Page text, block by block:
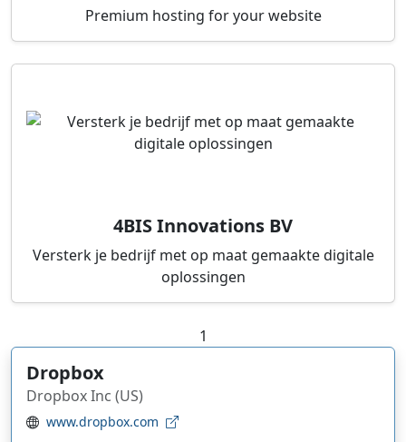
Premium hosting for your website
4BIS Innovations BV
Versterk je bedrijf met op maat gemaakte digitale
oplossingen
1
Dropbox
Dropbox Inc (US)
www.dropbox.com